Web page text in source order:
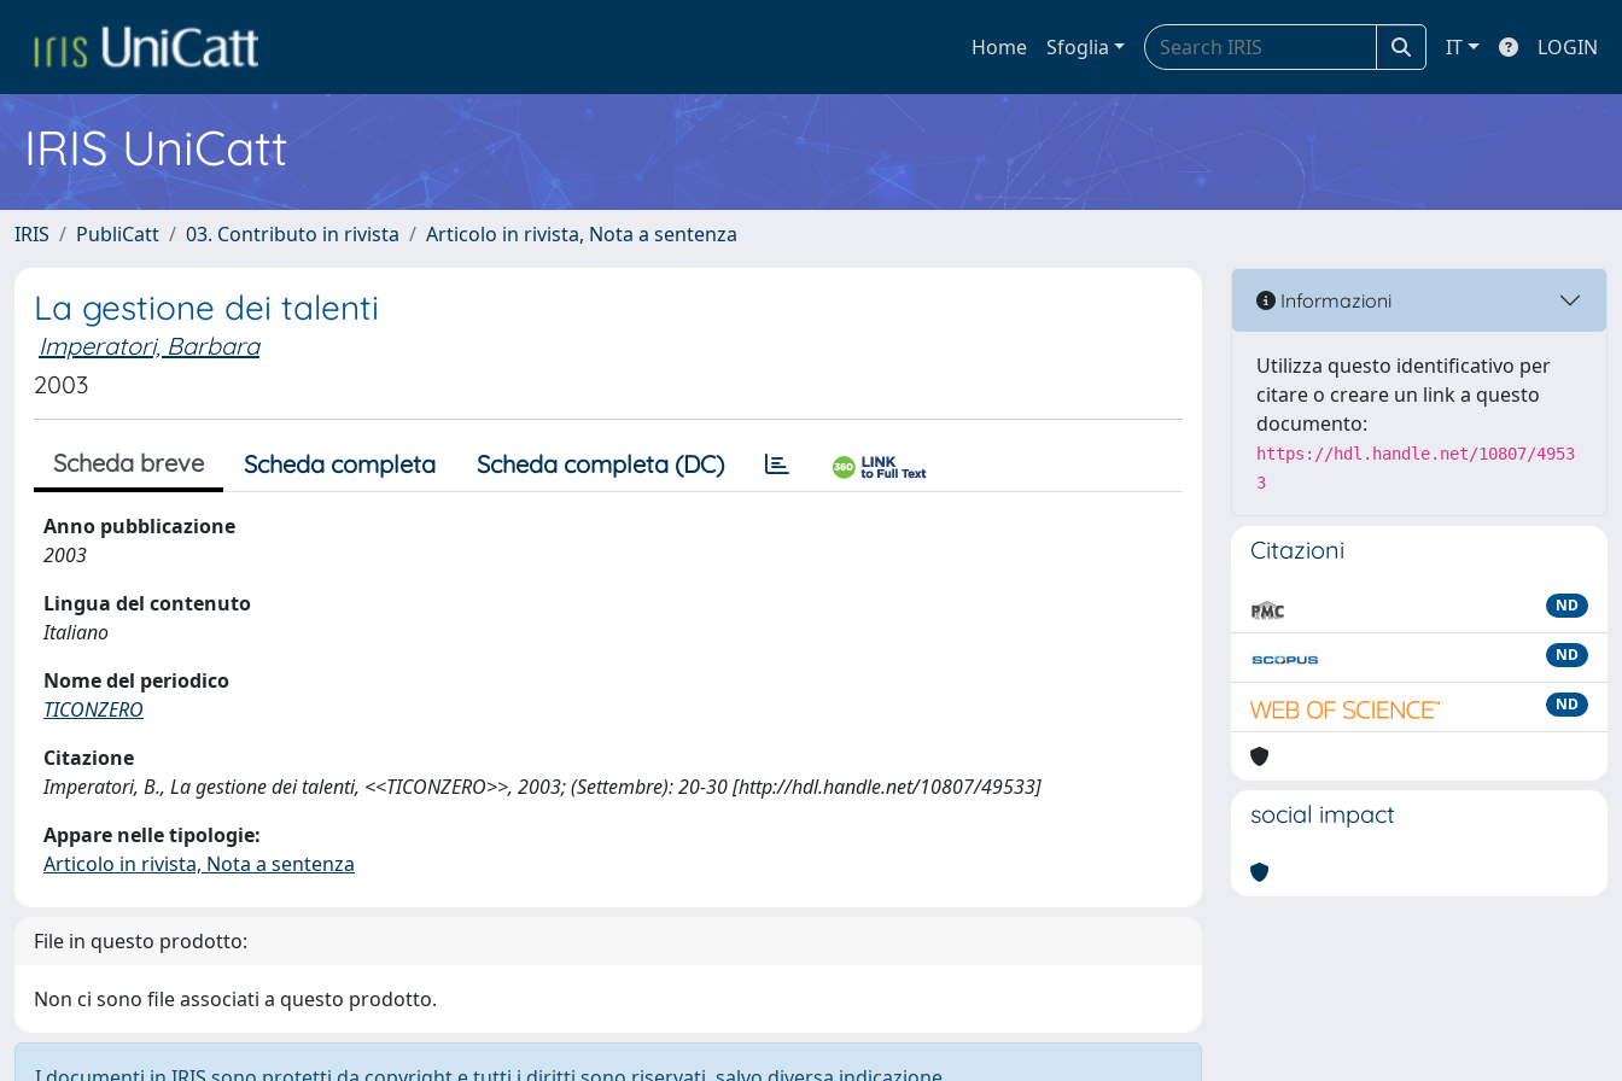
Home Sfoglia IT LOGIN
IRIS UniCatt
IRIS PubliCatt 03. Contributo in rivista Articolo in rivista, Nota a sentenza
La gestione dei talenti
Imperatori, Barbara
2003
Scheda breve Scheda completa Scheda completa (DC)
Anno pubblicazione
2003
Lingua del contenuto
Italiano
Nome del periodico
TICONZERO
Citazione
Imperatori, B., La gestione dei talenti, <<TICONZERO>>, 2003; (Settembre): 20-30 [http://hdl.handle.net/10807/49533]
Appare nelle tipologie:
Articolo in rivista, Nota a sentenza
File in questo prodotto:
Non ci sono file associati a questo prodotto.
Informazioni
Utilizza questo identificativo per
citare o creare un link a questo
documento:
https://hdl.handle.net/10807/4953
3
Citazioni
ND
ND
ND
social impact